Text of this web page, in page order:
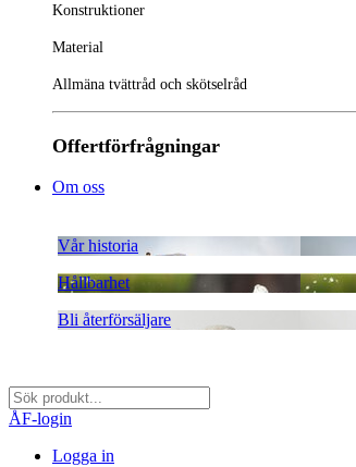
Konstruktioner
Material
Allmäna tvättråd och skötselråd
Offertförfrågningar
Om oss
Vår historia
Hållbarhet
Bli återförsäljare
ÅF-login
Logga in